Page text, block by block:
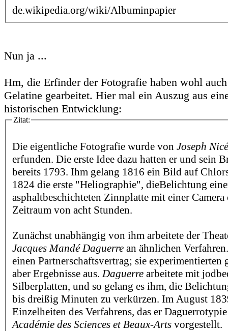
de.wikipedia.org/wiki/Albuminpapier
Nun ja ...
Hm, die Erfinder der Fotografie haben wohl
Gelatine gearbeitet. Hier mal ein Auszug aus
historischen Entwicklung:
Zitat:
Die eigentliche Fotografie wurde von Joseph
erfunden. Die erste Idee dazu hatten er und sein
bereits 1793. Ihm gelang 1816 ein Bild auf
1824 die erste "Heliographie", dieBelichtung
asphaltbeschichteten Zinnplatte mit einer Camera
Zeitraum von acht Stunden.
Zunächst unabhängig von ihm arbeitete der
Jacques Mandé Daguerre an ähnlichen
einen Partnerschaftsvertrag; sie experimentierten
aber Ergebnisse aus.Daguerre arbeitete mit
Silberplatten, und so gelang es ihm, die
bis dreißig Minuten zu verkürzen. Im August
Einzelheiten des Verfahrens, das er
Académie des Sciences et Beaux-Arts vorgestellt.